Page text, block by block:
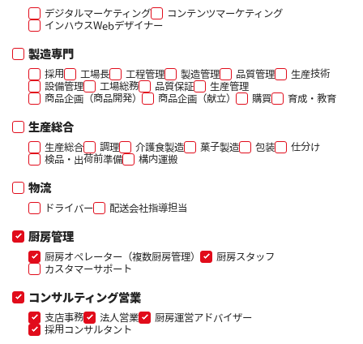
デジタルマーケティング
コンテンツマーケティング
インハウスWebデザイナー
製造専門
採用 工場長 工程管理 製造管理 品質管理
生産技術
設備管理
工場総務 品質保証
生産管理
商品企画（商品開発）
商品企画（献立） 購買 育成・教育
生産総合
生産総合 調理 介護食製造 菓子製造 包装
仕分け
検品・出荷前準備
構内運搬
物流
ドライバー 配送会社指導担当
厨房管理
厨房オペレーター（複数厨房管理）
厨房スタッフ
カスタマーサポート
コンサルティング営業
支店事務 法人営業
厨房運営アドバイザー
採用コンサルタント